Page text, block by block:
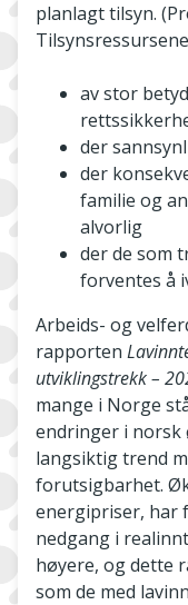
planlagt tilsyn.
av stor
der
der
familie og
alvorlig
der de som
forventes å
Arbeids- og
rapporten
utviklingstrekk –
mange i Norge
endringer i norsk
langsiktig trend
forutsigbarhet.
energipriser, har
nedgang i
høyere, og dette
som de med